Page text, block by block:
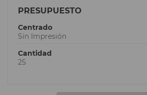
PRESUPUESTO
Centrado
Sin Impresión
Cantidad
25